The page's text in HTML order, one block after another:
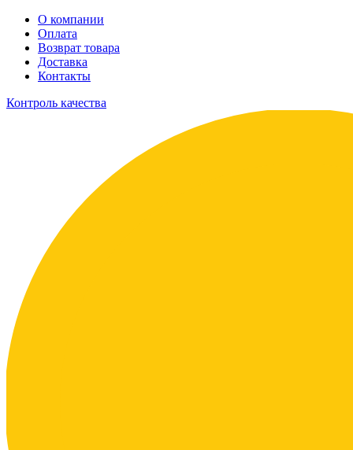
О компании
Оплата
Возврат товара
Доставка
Контакты
Контроль качества